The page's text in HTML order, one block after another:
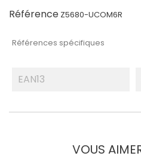
Référence Z5680-UCOM6R
Références spécifiques
EAN13
VOUS